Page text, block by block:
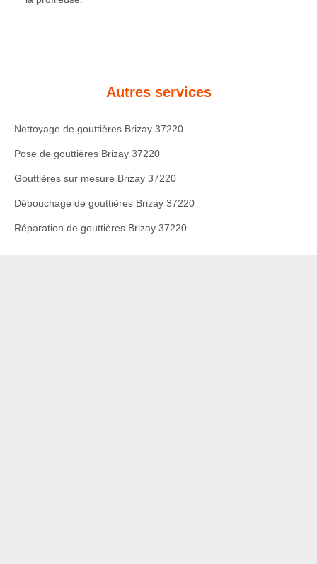
Autres services
Nettoyage de gouttières Brizay 37220
Pose de gouttières Brizay 37220
Gouttières sur mesure Brizay 37220
Débouchage de gouttières Brizay 37220
Réparation de gouttières Brizay 37220